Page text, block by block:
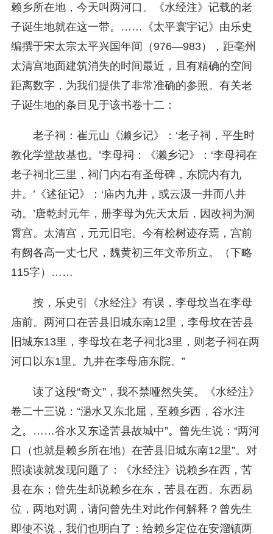
赖乡所在地，今天叫两河口。《水经注》记载的老
子诞生地就在这一带。……《太平寰宇记》由乐史
编撰于宋太宗太平兴国年间（976—983），距亳州
太清宫地面建筑消失的时间最近，且有精确的空间
距离数字，为我们提供了非常准确的参照。有关老
子诞生地的条目见于该书卷十二：
老子祠：崔元山《濑乡记》：‘老子祠，平生时
教化学堂故基也。’李母祠：《濑乡记》：‘李母祠在
老子祠北三里，祠门内右有圣母碑，东院内有九
井。’《述征记》：‘庙内九井，或云汲一井而八井
动。’唐乾封元年，册李母为先天太后，因改祠为洞
霄宫。太清宫，元元旧宅。今有桧树迹存焉，宫前
有阙各高一丈七尺，魏黄初三年文帝所立。（下略
115字）……
按，乐史引《水经注》有误，李母坟当在李母
庙前。两河口在苦县旧城东南12里，李母坟在苦县
旧城东13里，李母坟在老子祠北3里，则老子祠在两
河口以东1里。九井在李母庙东院。”
读了这段“奇文”，我不禁哑然失笑。《水经注》
卷二十三说：“濄水又东北屈，至赖乡西，谷水注
之。……谷水又东迳苦县故城中”。曾先生说：“两河
口（也就是赖乡所在地）在苦县旧城东南12里”。对
照读读就发现问题了：《水经注》说赖乡在西，苦
县在东；曾先生却说赖乡在东，苦县在西。东西易
位，两地对调，请问曾先生对此作何解释？曾先生
即使不说，我们也明白了：给赖乡定位在安溜镇两